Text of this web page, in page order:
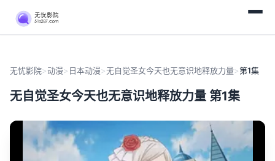
无忧影院>动漫> 日本动漫>无自觉圣女今天也无意识地释放力量>第1集
无自觉圣女今天也无意识地释放力量 第1集